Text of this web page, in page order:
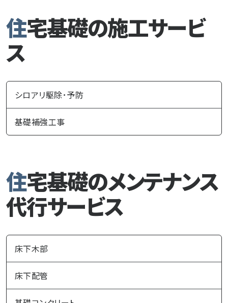
住宅基礎の施工サービ
ス
シロアリ駆除･予防
基礎補強工事
住宅基礎のメンテナンス
代行サービス
床下木部
床下配管